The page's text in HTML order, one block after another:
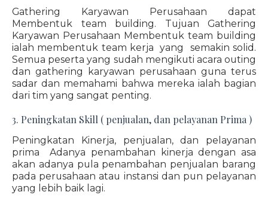
Gathering Karyawan Perusahaan dapat
Membentuk team building. Tujuan Gathering
Karyawan Perusahaan Membentuk team building
ialah membentuk team kerja yang semakin solid.
Semua peserta yang sudah mengikuti acara outing
dan gathering karyawan perusahaan guna terus
sadar dan memahami bahwa mereka ialah bagian
dari tim yang sangat penting.
3. Peningkatan Skill ( penjualan, dan pelayanan Prima )
Peningkatan Kinerja, penjualan, dan pelayanan
prima Adanya penambahan kinerja dengan asa
akan adanya pula penambahan penjualan barang
pada perusahaan atau instansi dan pun pelayanan
yang lebih baik lagi.